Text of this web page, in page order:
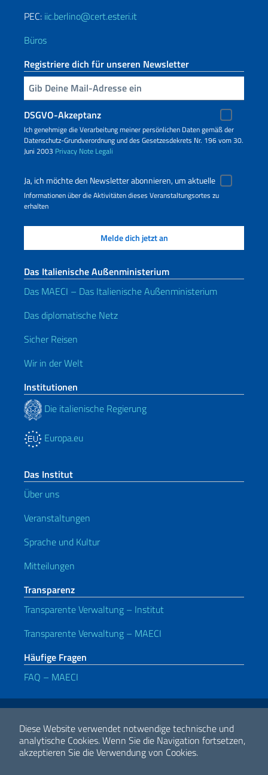
Diese Website verwendet notwendige technische und
analytische Cookies.Wenn Sie die Navigation fortsetzen,
akzeptieren Sie die Verwendung von Cookies.
PEC: iic.berlino@cert.esteri.it
Büros
Registriere dich für unseren Newsletter
Geben Sie Ihre E-Mail ein
DSGVO-Akzeptanz
Ich genehmige die Verarbeitung meiner persönlichen Daten gemäß der
Datenschutz-Grundverordnung und des Gesetzesdekrets Nr. 196 vom 30.
Juni 2003 Privacy Note Legali
Ja, ich möchte den Newsletter abonnieren, um aktuelle
Informationen über die Aktivitäten dieses Veranstaltungsortes zu
erhalten
Das Italienische Außenministerium
Das MAECI – Das Italienische Außenministerium
Das diplomatische Netz
Sicher Reisen
Wir in der Welt
Institutionen
Die italienische Regierung
Europa.eu
Das Institut
Über uns
Veranstaltungen
Sprache und Kultur
Mitteilungen
Transparenz
Transparente Verwaltung – Institut
Transparente Verwaltung – MAECI
Häufige Fragen
FAQ – MAECI
Nützliche Links